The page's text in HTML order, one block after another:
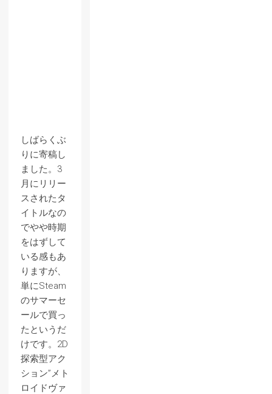
しばらくぶ
りに寄稿し
ました。3
月にリリー
スされたタ
イトルなの
でやや時期
をはずして
いる感もあ
りますが、
単にSteam
のサマーセ
ールで買っ
たというだ
けです。2D
探索型アク
ション”メト
ロイドヴァ